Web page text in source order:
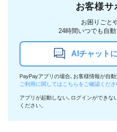
お客様サ
お困りごと
24時間いつでも自
AIチャット
PayPayアプリの場合､お客様情報が自動
ご利用に関してはこちらをご確認くださ
アプリが起動しない､ログインができな
ください。